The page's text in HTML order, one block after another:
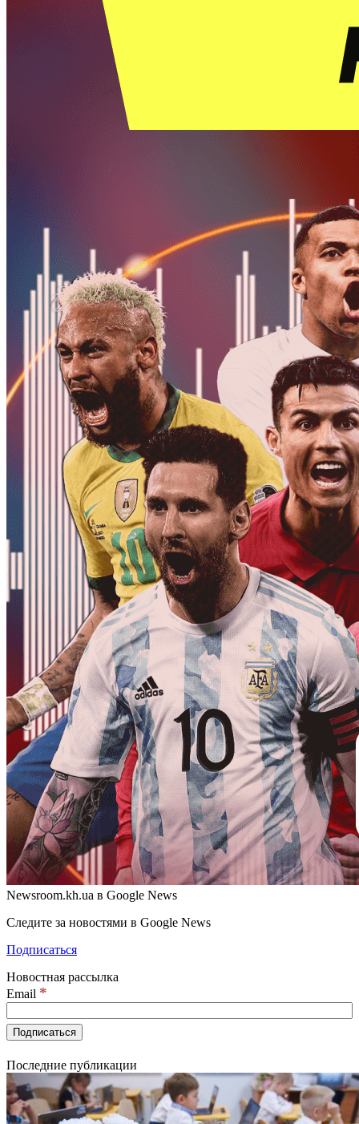
Newsroom.kh.ua в Google News
Следите за новостями в Google News
Подписаться
Новостная рассылка
Email *
Последние публикации